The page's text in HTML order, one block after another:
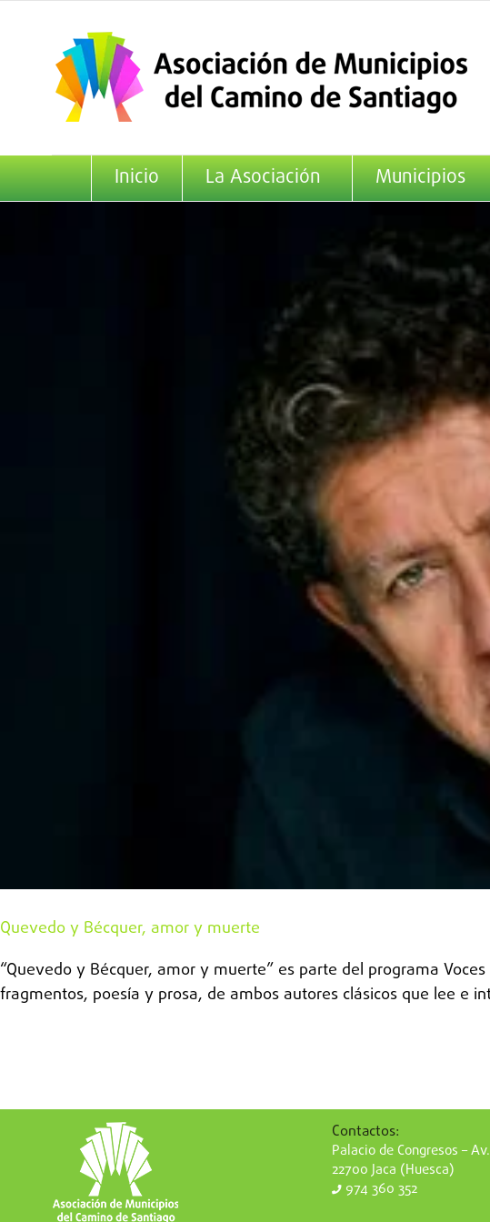
contenido
Inicio La Asociación Municipios
Quevedo y Bécquer, amor y muerte
“Quevedo y Bécquer, amor y muerte” es parte del programa
fragmentos, poesía y prosa, de ambos autores clásicos que lee e
Contactos:
Palacio de Congresos –
22700 Jaca (Huesca)
974 360 352